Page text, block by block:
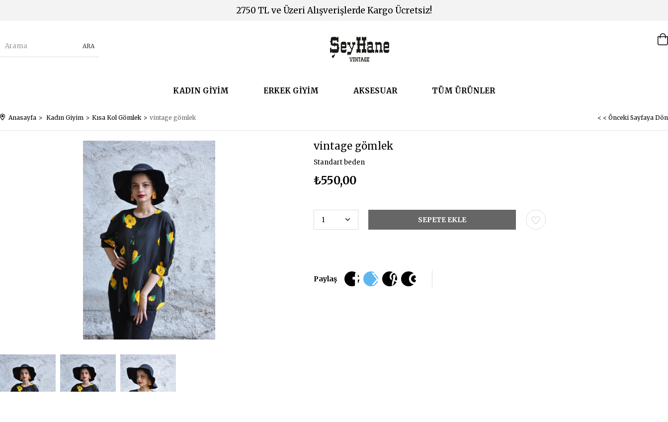
2750 TL ve Üzeri Alışverişlerde Kargo Ücretsiz!
KADIN GİYİM ERKEK GİYİM AKSESUAR TÜM ÜRÜNLER
Anasayfa Kadın Giyim Kısa Kol Gömlek vintage gömlek < < Önceki Sayfaya Dön
vintage gömlek
Standart beden
₺550,00
Paylaş